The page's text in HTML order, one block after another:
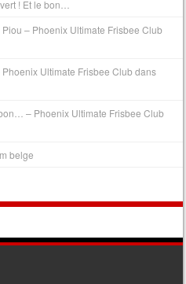
! Et le bon…
– Phoenix Ultimate Frisbee Club
Ultimate Frisbee Clubdans
– Phoenix Ultimate Frisbee Club
belge